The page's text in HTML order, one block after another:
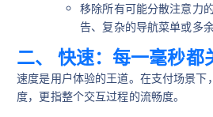
移除所有可能分散注意力
告、复杂的导航菜单或多
二、 快速：每一毫秒都
速度是用户体验的王道。在支付场景下
度，更指整个交互过程的流畅度。